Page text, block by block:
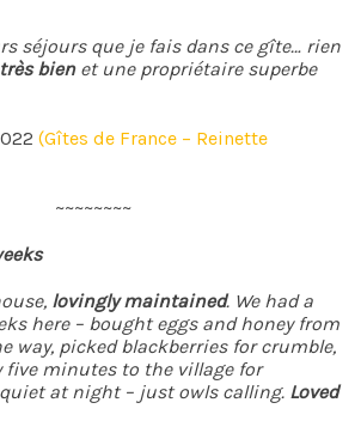
séjours que je fais dans ce gîte… rien
bienet une propriétaire superbe
(Gîtes de France – Reinette
~~~~~~~~
lovingly maintained. We had a
here – bought eggs and honey from
way, picked blackberries for crumble,
five minutes to the village for
quiet at night – just owls calling. Loved